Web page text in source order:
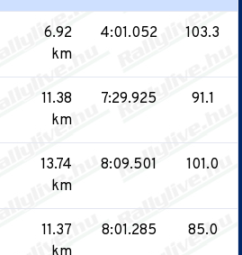
6.92
km
4:01.052 103.3
11.38
km
7:29.925 91.1
13.74
km
8:09.501 101.0
11.37
8:01.285 85.0